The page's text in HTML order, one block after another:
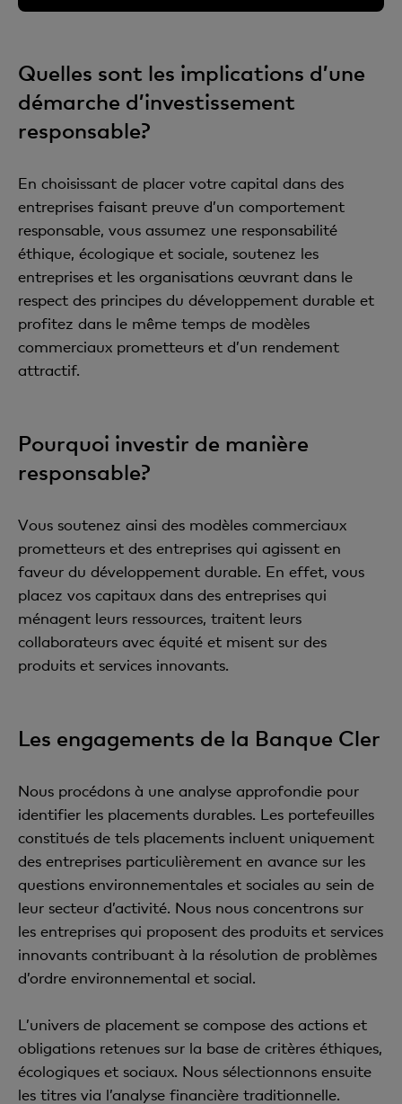
Quelles sont les implications d’une
démarche d’investissement
responsable?
En choisissant de placer votre capital dans des
entreprises faisant preuve d’un comportement
responsable, vous assumez une responsabilité
éthique, écologique et sociale, soutenez les
entreprises et les organisations œuvrant dans le
respect des principes du développement durable et
profitez dans le même temps de modèles
commerciaux prometteurs et d’un rendement
attractif.
Pourquoi investir de manière
responsable?
Vous soutenez ainsi des modèles commerciaux
prometteurs et des entreprises qui agissent en
faveur du développement durable. En effet, vous
placez vos capitaux dans des entreprises qui
ménagent leurs ressources, traitent leurs
collaborateurs avec équité et misent sur des
produits et services innovants.
Les engagements de la Banque Cler
Nous procédons à une analyse approfondie pour
identifier les placements durables. Les portefeuilles
constitués de tels placements incluent uniquement
des entreprises particulièrement en avance sur les
questions environnementales et sociales au sein de
leur secteur d’activité. Nous nous concentrons sur
les entreprises qui proposent des produits et services
innovants contribuant à la résolution de problèmes
d’ordre environnemental et social.
L’univers de placement se compose des actions et
obligations retenues sur la base de critères éthiques,
écologiques et sociaux. Nous sélectionnons ensuite
les titres via l’analyse financière traditionnelle.